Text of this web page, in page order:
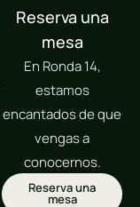
Reserva una
mesa
En Ronda 14,
estamos
encantados de que
vengas a
conocernos.
Reserva una
mesa